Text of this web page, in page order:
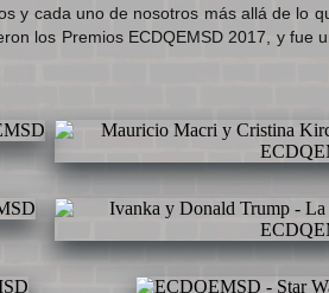
y cada uno de nosotros más allá de lo
los Premios ECDQEMSD 2017, y fue